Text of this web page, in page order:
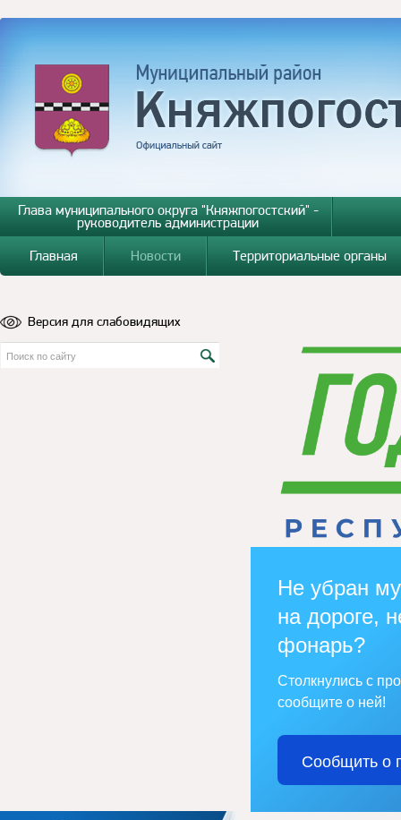
Глава муниципального округа "Княжпогостский" -
руководитель администрации
Главная
Новости Территориальные органы
Версия для слабовидящих
Не убран
на дороге,
фонарь?
Столкнулись с
сообщите о ней!
Сообщить о